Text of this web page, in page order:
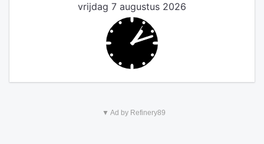
vrijdag 7 augustus 2026
▼ Ad by Refinery89